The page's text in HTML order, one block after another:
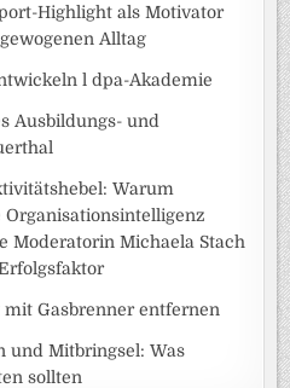
Highlight als Motivator
Alltag
l dpa-Akademie
Ausbildungs- und
Warum
Moderatorin Michaela Stach
Gasbrenner entfernen
und Mitbringsel: Was
sollten